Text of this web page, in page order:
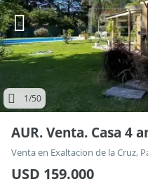
1/50
Venta en Exaltacion de la Cruz,
USD 159.000